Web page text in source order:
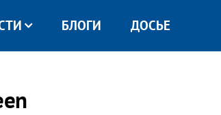
БЛОГИ ДОСЬЕ